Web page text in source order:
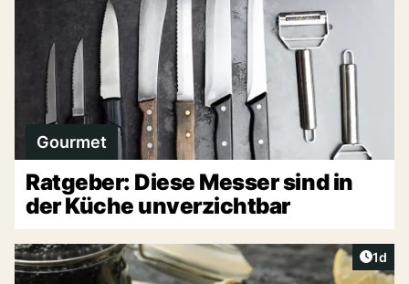
Gourmet
Ratgeber: Diese Messer sind in
der Küche unverzichtbar
1d